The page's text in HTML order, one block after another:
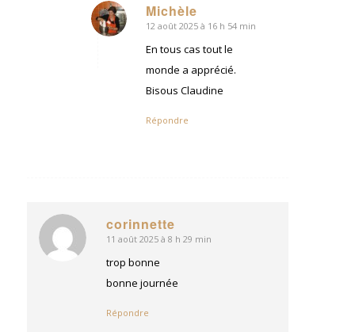
Michèle
dit
12 août 2025 à 16 h 54 min
En tous cas tout le
monde a apprécié.
Bisous Claudine
Répondre
corinnette
dit
11 août 2025 à 8 h 29 min
trop bonne
bonne journée
Répondre